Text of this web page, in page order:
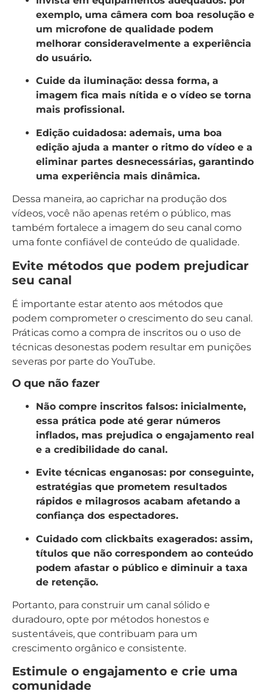
exemplo, uma câmera com boa resolução e
um microfone de qualidade podem
melhorar consideravelmente a experiência
do usuário.
Cuide da iluminação: dessa forma, a
imagem fica mais nítida e o vídeo se torna
mais profissional.
Edição cuidadosa: ademais, uma boa
edição ajuda a manter o ritmo do vídeo e a
eliminar partes desnecessárias, garantindo
uma experiência mais dinâmica.
Dessa maneira, ao caprichar na produção dos
vídeos, você não apenas retém o público, mas
também fortalece a imagem do seu canal como
uma fonte confiável de conteúdo de qualidade.
Evite métodos que podem prejudicar
seu canal
É importante estar atento aos métodos que
podem comprometer o crescimento do seu canal.
Práticas como a compra de inscritos ou o uso de
técnicas desonestas podem resultar em punições
severas por parte do YouTube.
O que não fazer
Não compre inscritos falsos: inicialmente,
essa prática pode até gerar números
inflados, mas prejudica o engajamento real
e a credibilidade do canal.
Evite técnicas enganosas: por conseguinte,
estratégias que prometem resultados
rápidos e milagrosos acabam afetando a
confiança dos espectadores.
Cuidado com clickbaits exagerados: assim,
títulos que não correspondem ao conteúdo
podem afastar o público e diminuir a taxa
de retenção.
Portanto, para construir um canal sólido e
duradouro, opte por métodos honestos e
sustentáveis, que contribuam para um
crescimento orgânico e consistente.
Estimule o engajamento e crie uma
comunidade